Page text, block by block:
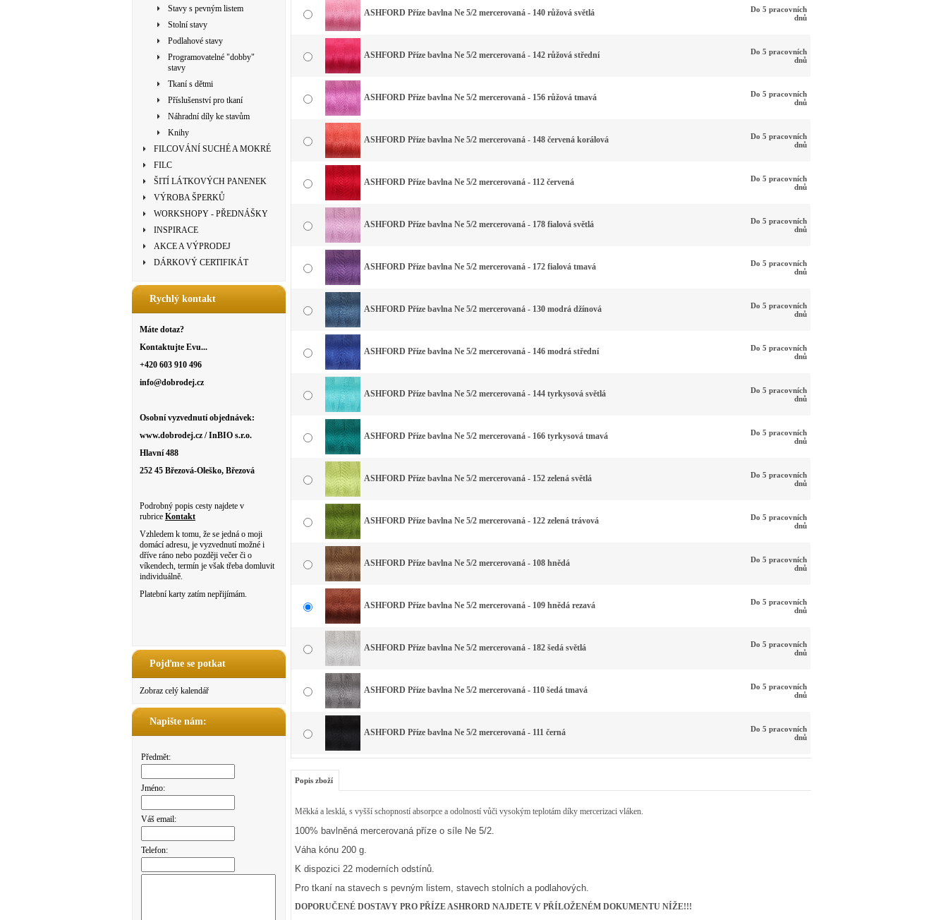
Stavy s pevným listem
Stolní stavy
Podlahové stavy
Programovatelné "dobby"
stavy
Tkaní s dětmi
Příslušenství pro tkaní
Náhradní díly ke stavům
Knihy
FILCOVÁNÍ SUCHÉ A MOKRÉ
FILC
ŠITÍ LÁTKOVÝCH PANENEK
VÝROBA ŠPERKŮ
WORKSHOPY - PŘEDNÁŠKY
INSPIRACE
AKCE A VÝPRODEJ
DÁRKOVÝ CERTIFIKÁT
Rychlý kontakt
Máte dotaz?
Kontaktujte Evu...
+420 603 910 496
info@dobrodej.cz
Osobní vyzvednutí objednávek:
www.dobrodej.cz / InBIO s.r.o.
Hlavní 488
252 45 Březová-Oleško, Březová
Podrobný popis cesty najdete v
rubrice Kontakt
Vzhledem k tomu, že se jedná o moji
domácí adresu, je vyzvednutí možné i
dříve ráno nebo později večer či o
víkendech, termín je však třeba domluvit
individuálně.
Platební karty zatím nepřijímám.
Pojďme se potkat
Zobraz celý kalendář
Napište nám:
Předmět:
Jméno:
Váš email:
Telefon:
ASHFORD Příze bavlna Ne 5/2 mercerovaná - 140 růžová světlá
Do 5 pracovních
dnů
ASHFORD Příze bavlna Ne 5/2 mercerovaná - 142 růžová střední
Do 5 pracovních
dnů
ASHFORD Příze bavlna Ne 5/2 mercerovaná - 156 růžová tmavá
Do 5 pracovních
dnů
ASHFORD Příze bavlna Ne 5/2 mercerovaná - 148 červená korálová
Do 5 pracovních
dnů
ASHFORD Příze bavlna Ne 5/2 mercerovaná - 112 červená
Do 5 pracovních
dnů
ASHFORD Příze bavlna Ne 5/2 mercerovaná - 178 fialová světlá
Do 5 pracovních
dnů
ASHFORD Příze bavlna Ne 5/2 mercerovaná - 172 fialová tmavá
Do 5 pracovních
dnů
ASHFORD Příze bavlna Ne 5/2 mercerovaná - 130 modrá džínová
Do 5 pracovních
dnů
ASHFORD Příze bavlna Ne 5/2 mercerovaná - 146 modrá střední
Do 5 pracovních
dnů
ASHFORD Příze bavlna Ne 5/2 mercerovaná - 144 tyrkysová světlá
Do 5 pracovních
dnů
ASHFORD Příze bavlna Ne 5/2 mercerovaná - 166 tyrkysová tmavá
Do 5 pracovních
dnů
ASHFORD Příze bavlna Ne 5/2 mercerovaná - 152 zelená světlá
Do 5 pracovních
dnů
ASHFORD Příze bavlna Ne 5/2 mercerovaná - 122 zelená trávová
Do 5 pracovních
dnů
ASHFORD Příze bavlna Ne 5/2 mercerovaná - 108 hnědá
Do 5 pracovních
dnů
ASHFORD Příze bavlna Ne 5/2 mercerovaná - 109 hnědá rezavá
Do 5 pracovních
dnů
ASHFORD Příze bavlna Ne 5/2 mercerovaná - 182 šedá světlá
Do 5 pracovních
dnů
ASHFORD Příze bavlna Ne 5/2 mercerovaná - 110 šedá tmavá
Do 5 pracovních
dnů
ASHFORD Příze bavlna Ne 5/2 mercerovaná - 111 černá
Do 5 pracovních
dnů
Popis zboží
Měkká a lesklá, s vyšší schopností absorpce a odolností vůči vysokým teplotám díky mercerizaci vláken.
100% bavlněná mercerovaná příze o síle Ne 5/2.
Váha kónu 200 g.
K dispozici 22 moderních odstínů.
Pro tkaní na stavech s pevným listem, stavech stolních a podlahových.
DOPORUČENÉ DOSTAVY PRO PŘÍZE ASHRORD NAJDETE V PŘÍLOŽENÉM DOKUMENTU NÍŽE!!!